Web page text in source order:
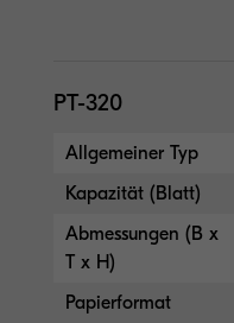
PT-320
Allgemeiner Typ
Kapazität (Blatt)
Abmessungen (B x
T x H)
Papierformat